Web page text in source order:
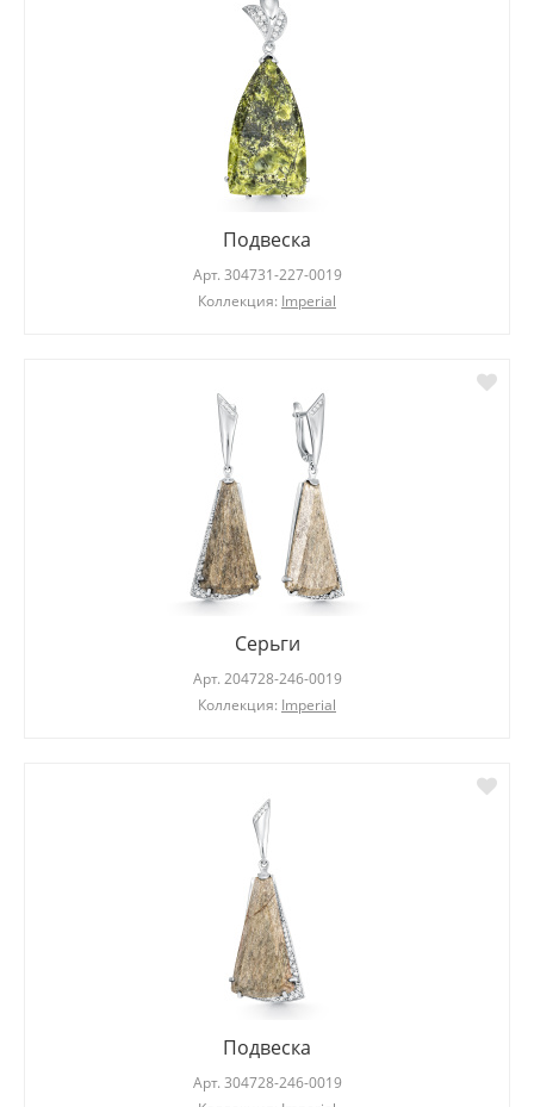
Подвеска
Арт. 304731-227-0019
Коллекция: Imperial
Серьги
Арт. 204728-246-0019
Коллекция: Imperial
Подвеска
Арт. 304728-246-0019